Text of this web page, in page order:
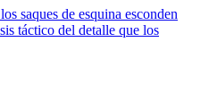
saques de esquina esconden
táctico del detalle que los